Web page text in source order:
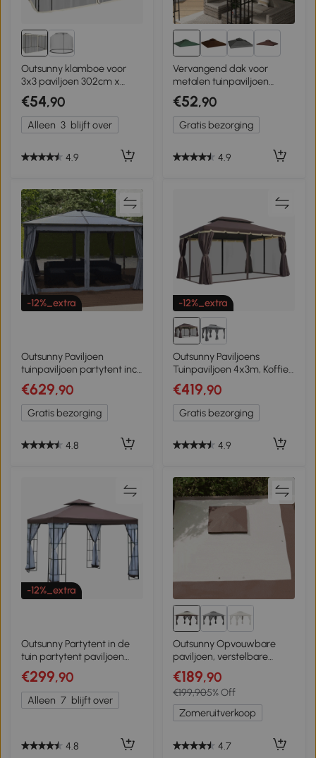
Outsunny klamboe voor
3x3 paviljoen 302cm x
207cm
€54,90
Alleen 3 blijft over
4.9
4+
Vervangend dak voor
metalen tuinpaviljoen
paviljoen partytent tuintent
3x3m
€52,90
Gratis bezorging
4.9
-12%_extra
Outsunny Paviljoen
tuinpaviljoen partytent incl.
zijdelen PC dak aluminium
3 x 3 m
€629,90
Gratis bezorging
4.8
-12%_extra
Outsunny Paviljoens
Tuinpaviljoen 4x3m, Koffie
+ zwart
€419,90
Gratis bezorging
4.9
-12%_extra
Outsunny Partytent in de
tuin partytent paviljoen
tuintent feesttent dubbel
dak 3 x 3 m bruin
€299,90
Alleen 7 blijft over
4.8
Outsunny Opvouwbare
paviljoen, verstelbare
hoogte, 4 netwanden,
ventilatiedak, draagtas,
snelle montage, 4 x 4 x 3 m,
beige
€189,90
€199,905% Off
Zomeruitverkoop
4.7